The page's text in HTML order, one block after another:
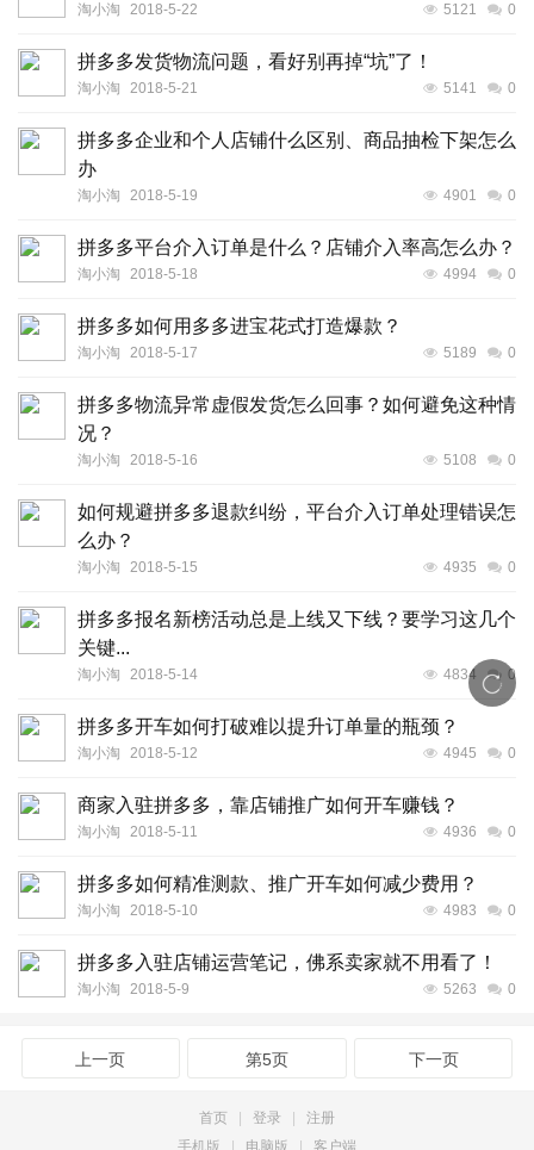
淘小淘 2018-5-22 5121 0
拼多多发货物流问题，看好别再掉“坑”了！
淘小淘 2018-5-21 5141 0
拼多多企业和个人店铺什么区别、商品抽检下架怎么
办
淘小淘 2018-5-19 4901 0
拼多多平台介入订单是什么？店铺介入率高怎么办？
淘小淘 2018-5-18 4994 0
拼多多如何用多多进宝花式打造爆款？
淘小淘 2018-5-17 5189 0
拼多多物流异常虚假发货怎么回事？如何避免这种情
况？
淘小淘 2018-5-16 5108 0
如何规避拼多多退款纠纷，平台介入订单处理错误怎
么办？
淘小淘 2018-5-15 4935 0
拼多多报名新榜活动总是上线又下线？要学习这几个
关键...
淘小淘 2018-5-14 4834 0
拼多多开车如何打破难以提升订单量的瓶颈？
淘小淘 2018-5-12 4945 0
商家入驻拼多多，靠店铺推广如何开车赚钱？
淘小淘 2018-5-11 4936 0
拼多多如何精准测款、推广开车如何减少费用？
淘小淘 2018-5-10 4983 0
拼多多入驻店铺运营笔记，佛系卖家就不用看了！
淘小淘 2018-5-9 5263 0
上一页 第5页 下一页
首页 登录
注册
手机版
电脑版 客户端